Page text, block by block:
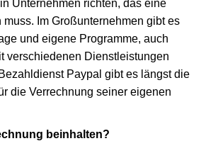
Unternehmen richten, das eine
Im Großunternehmen gibt es
und eigene Programme, auch
verschiedenen Dienstleistungen
Paypal gibt es längst die
die Verrechnung seiner eigenen
beinhalten?